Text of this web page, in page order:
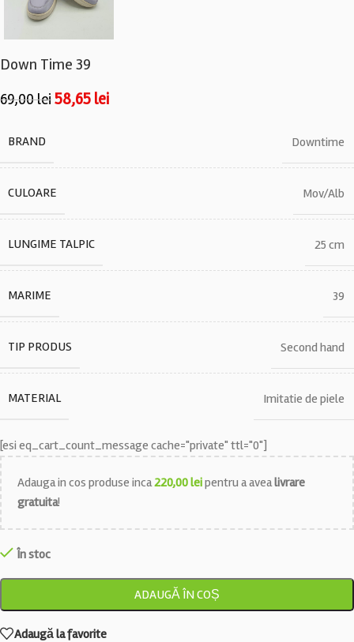
Down Time 39
69,00lei58,65 lei
BRAND Downtime
CULOARE Mov/Alb
LUNGIME TALPIC 25 cm
MARIME 39
TIP PRODUS Second hand
MATERIAL Imitatie de piele
[esi eq_cart_count_message cache="private" ttl="0"]
Adauga in cos produse inca220,00leipentru a avealivrare
gratuita!
În stoc
ADAUGĂ ÎN COȘ
Adaugă la favorite